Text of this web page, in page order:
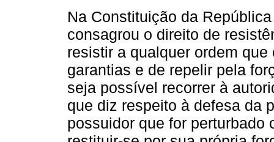
Na Constituição da
consagrou o direito de
resistir a qualquer ordem
garantias e de repelir pela
seja possível recorrer à
que diz respeito à defesa da
possuidor que for perturbado